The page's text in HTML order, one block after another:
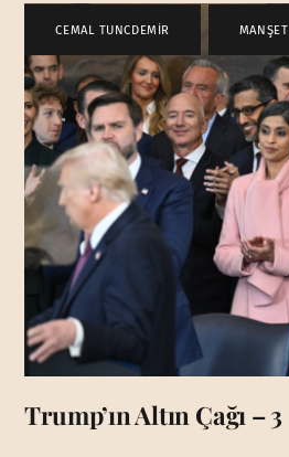
CEMAL TUNCDEMİR MANŞET
Trump’ın Altın Çağı – 3